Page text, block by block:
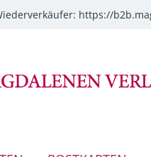
springen
https://